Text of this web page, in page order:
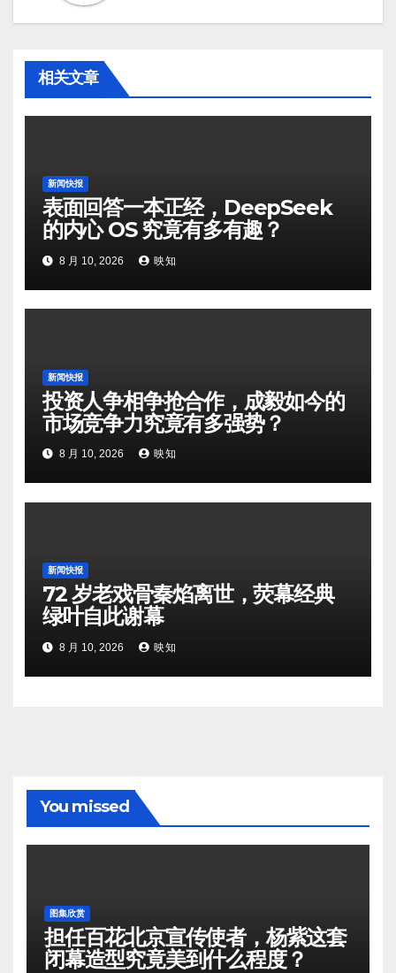
相关文章
新闻快报
表面回答一本正经，DeepSeek
的内心 OS 究竟有多有趣？
8 月 10, 2026 映知
新闻快报
投资人争相争抢合作，成毅如今的
市场竞争力究竟有多强势？
8 月 10, 2026 映知
新闻快报
72 岁老戏骨秦焰离世，荧幕经典
绿叶自此谢幕
8 月 10, 2026 映知
You missed
图集欣赏
担任百花北京宣传使者，杨紫这套
闭幕造型究竟美到什么程度？